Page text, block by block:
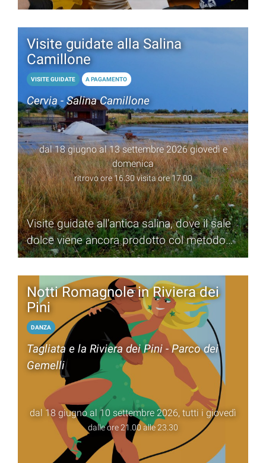
Visite guidate alla Salina
Camillone
VISITE GUIDATE A PAGAMENTO
Cervia - Salina Camillone
dal 18 giugno al 13 settembre 2026 giovedì e
domenica
ritrovo ore 16.30 visita ore 17.00
Visite guidate all'antica salina, dove il sale
dolce viene ancora prodotto col metodo
artigianale
Notti Romagnole in Riviera dei
Pini
DANZA
Tagliata e la Riviera dei Pini - Parco dei
Gemelli
dal 18 giugno al 10 settembre 2026, tutti i giovedì
dalle ore 21.00 alle 23.30